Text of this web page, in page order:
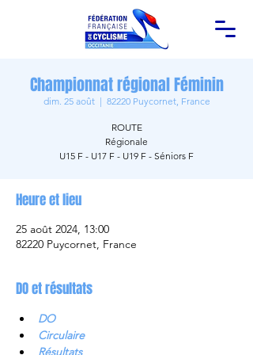
Championnat régional Féminin
dim. 25 août
  |
82220 Puycornet, France
ROUTE
Régionale
U15 F - U17 F - U19 F - Séniors F
Heure et lieu
25 août 2024, 13:00
82220 Puycornet, France
DO et résultats
DO
Circulaire
Résultats